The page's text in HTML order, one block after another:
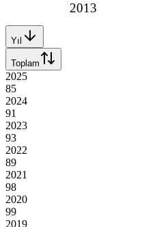
2013
Yıl
Toplam
2025
85
2024
91
2023
93
2022
89
2021
98
2020
99
2019